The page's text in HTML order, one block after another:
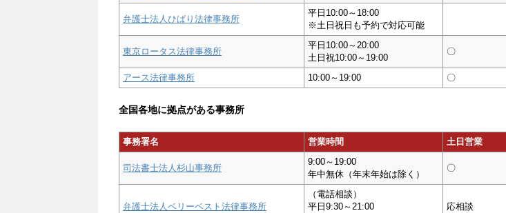
弁護士法人ひばり法律事務所
平日10:00～18:00
※土日祝日も予約で対応可能
東京ロータス法律事務所
平日10:00～20:00
土日祝10:00～19:00
〇
アース法律事務所 10:00～19:00 〇
全国各地に拠点がある事務所
事務署名 営業時間 土日営業
司法書士法人杉山事務所
9:00～19:00
年中無休（年末年始は除く）
〇
弁護士法人ベリーベスト法律事務所
（電話相談）
平日9:30～21:00
応相談